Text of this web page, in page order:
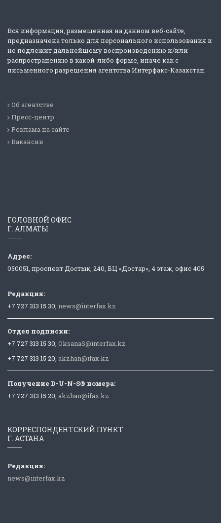
Вся информация, размещенная на данном веб-сайте,
предназначена только для персонального использования и
не подлежит дальнейшему воспроизведению и/или
распространению в какой-либо форме, иначе как с
письменного разрешения агентства Интерфакс-Казахстан.
Об агентстве
Пресс-центр
Реклама на сайте
Вакансии
ГОЛОВНОЙ ОФИС
Г. АЛМАТЫ
Адрес:
050051, проспект Достык, 240, БЦ «Достар», 4 этаж, офис 405
Редакция:
+7 727 313 15 30, news@interfax.kz
Отдел подписки:
+7 727 313 15 30, OksanaS@interfax.kz
+7 727 313 15 20, akzhan@ifax.kz
Получение D-U-N-S® номера:
+7 727 313 15 20, akzhan@ifax.kz
КОРРЕСПОНДЕНТСКИЙ ПУНКТ
Г. АСТАНА
Редакция:
news@interfax.kz